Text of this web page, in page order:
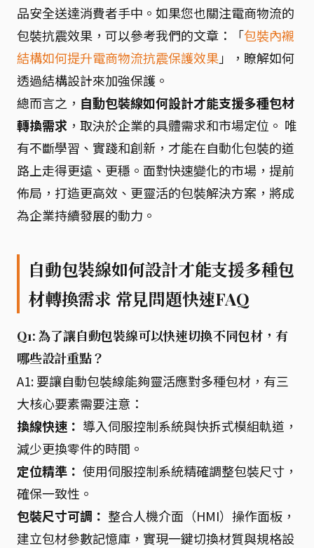
品安全送達消費者手中。如果您也關注電商物流的
包裝抗震效果，可以參考我們的文章：「包裝內襯
結構如何提升電商物流抗震保護效果」，瞭解如何
透過結構設計來加強保護。
總而言之， 自動包裝線如何設計才能支援多種包材
轉換需求 ，取決於企業的具體需求和市場定位。 唯
有不斷學習、實踐和創新，才能在自動化包裝的道
路上走得更遠、更穩。面對快速變化的市場，提前
佈局，打造更高效、更靈活的包裝解決方案，將成
為企業持續發展的動力。
自動包裝線如何設計才能支援多種包
材轉換需求 常見問題快速FAQ
Q1: 為了讓自動包裝線可以快速切換不同包材，有
哪些設計重點？
A1: 要讓自動包裝線能夠靈活應對多種包材，有三
大核心要素需要注意：
換線快速： 導入伺服控制系統與快拆式模組軌道，
減少更換零件的時間。
定位精準： 使用伺服控制系統精確調整包裝尺寸，
確保一致性。
包裝尺寸可調： 整合人機介面（HMI）操作面板，
建立包材參數記憶庫，實現一鍵切換材質與規格設